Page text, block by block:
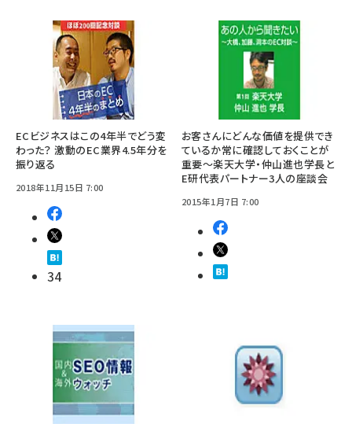
ECビジネスはこの4年半でどう変
わった？ 激動のEC業界4.5年分を
振り返る
2018年11月15日 7:00
34
お客さんにどんな価値を提供でき
ているか常に確認しておくことが
重要～楽天大学・仲山進也学長と
E研代表パートナー3人の座談会
2015年1月7日 7:00